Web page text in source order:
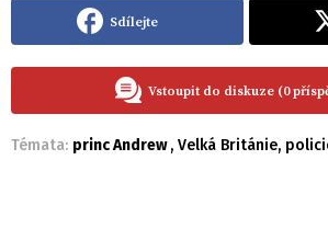
Sdílejte
Vstoupit do diskuze (0
Témata: princ Andrew, Velká Británie,